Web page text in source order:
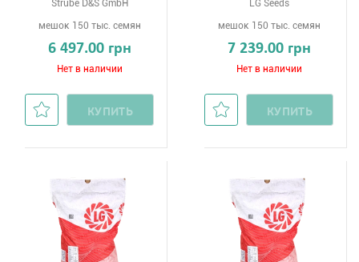
Strube D&S GmbH
мешок 150 тыс. семян
6 497.00 грн
Нет в наличии
КУПИТЬ
LG Seeds
мешок 150 тыс. семян
7 239.00 грн
Нет в наличии
КУПИТЬ